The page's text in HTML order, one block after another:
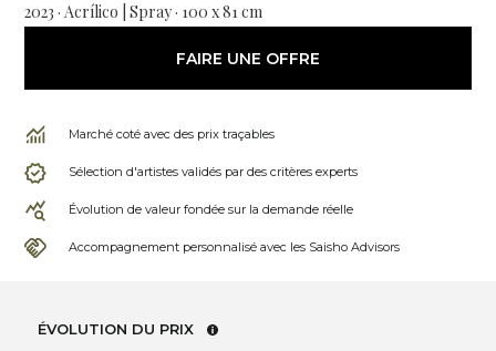
2023 · Acrílico | Spray · 100 x 81 cm
FAIRE UNE OFFRE
Marché coté avec des prix traçables
Sélection d'artistes validés par des critères experts
Évolution de valeur fondée sur la demande réelle
Accompagnement personnalisé avec les Saisho Advisors
ÉVOLUTION DU PRIX